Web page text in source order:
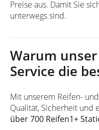
Preise aus. Damit Sie
unterwegs sind.
Warum unser
Service die
Mit unserem Reifen-
Qualität, Sicherheit und
über 700 Reifen1+